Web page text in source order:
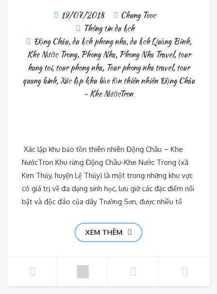
19/07/2018
Chung Tooc
Thông tin du lịch
Động Châu,du lịch phong nha,du lịch Quảng Bình,
Khe Nước Trong, Phong Nha, Phong Nha Travel,tour
hang toi, tour phong nha, Tour phong nha travel,tour
quang binh, Xác lập khu bảo tồn thiên nhiên Động Châu
- Khe NướcTron
Xác lập khu bảo tồn thiên nhiên Động Châu – Khe
NướcTron Khu rừng Động Châu-Khe Nước Trong (xã
Kim Thủy, huyện Lệ Thủy) là một trong những khu vực
có giá trị về đa dạng sinh học, lưu giữ các đặc điểm nổi
bật và độc đáo của dãy Trường Sơn, được nhiều tổ
XEM THÊM